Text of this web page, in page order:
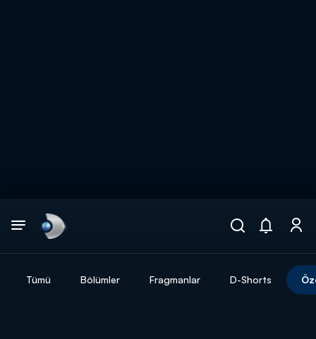
Tümü Bölümler Fragmanlar D-Shorts